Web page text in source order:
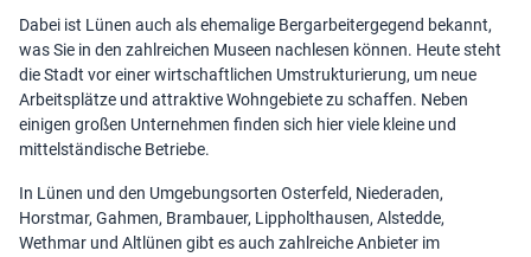
Dabei ist Lünen auch als ehemalige Bergarbeitergegend bekannt,
was Sie in den zahlreichen Museen nachlesen können. Heute steht
die Stadt vor einer wirtschaftlichen Umstrukturierung, um neue
Arbeitsplätze und attraktive Wohngebiete zu schaffen. Neben
einigen großen Unternehmen finden sich hier viele kleine und
mittelständische Betriebe.
In Lünen und den Umgebungsorten Osterfeld, Niederaden,
Horstmar, Gahmen, Brambauer, Lippholthausen, Alstedde,
Wethmar und Altlünen gibt es auch zahlreiche Anbieter im